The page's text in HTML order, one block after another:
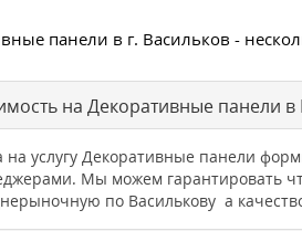
панели в г. Васильков -
на Декоративные панели
на услугу Декоративные панели
Мы можем гарантировать
по Василькову а